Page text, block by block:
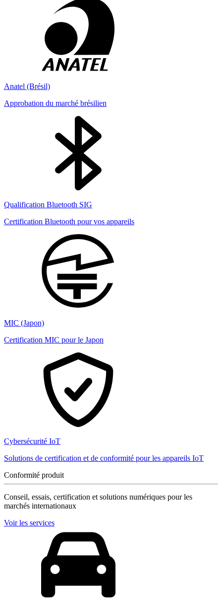
Anatel (Brésil)
Approbation du marché brésilien
Qualification Bluetooth SIG
Certification Bluetooth pour vos appareils
MIC (Japon)
Certification MIC pour le Japon
Cybersécurité IoT
Solutions de certification et de conformité pour les appareils IoT
Conformité produit
Conseil, essais, certification et solutions numériques pour les
marchés internationaux
Voir les services